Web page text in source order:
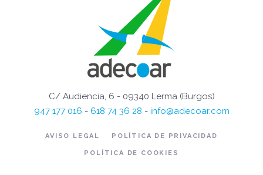
C/ Audiencia, 6 - 09340 Lerma (Burgos)
947 177 016 - 618 74 36 28 - info@adecoar.com
AVISO LEGAL POLÍTICA DE PRIVACIDAD
POLÍTICA DE COOKIES